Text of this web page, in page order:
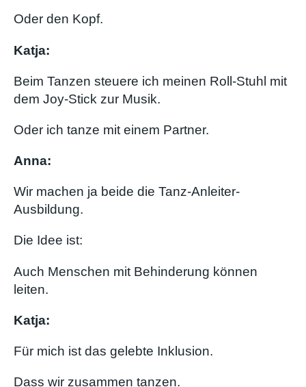
Oder den Kopf.
Katja:
Beim Tanzen steuere ich meinen Roll-Stuhl mit
dem Joy-Stick zur Musik.
Oder ich tanze mit einem Partner.
Anna:
Wir machen ja beide die Tanz-Anleiter-
Ausbildung.
Die Idee ist:
Auch Menschen mit Behinderung können
leiten.
Katja:
Für mich ist das gelebte Inklusion.
Dass wir zusammen tanzen.